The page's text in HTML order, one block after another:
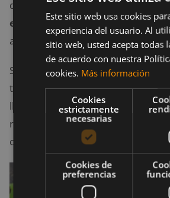
que
beber té de diente de león
estimulación estomacal,
al respecto son limitadas.
Si deseas beber un poco solo
tazas de flores de diente de león
llevar la mezcla a su punto de
reposar durante 5-10 minutos
consumirlo.
Este sitio web usa cookies
experiencia del usuario. Al
sitio web, usted acepta todas
de acuerdo con nuestra
cookies. Más información
Cookies
estrictamente
necesarias
Cookies de
preferencias